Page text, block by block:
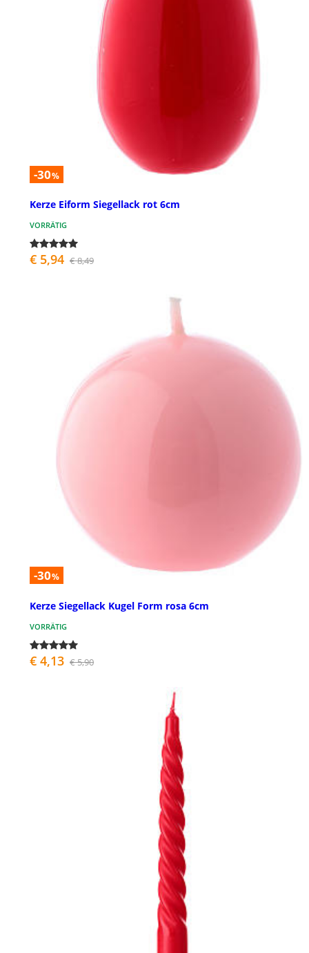
-30%
Kerze Eiform Siegellack rot 6cm
VORRÄTIG
€ 5,94 € 8,49
-30%
Kerze Siegellack Kugel Form rosa 6cm
VORRÄTIG
€ 4,13 € 5,90